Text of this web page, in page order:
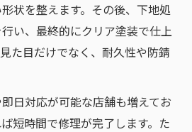
状を整えます。その後、下地処
い、最終的にクリア塗装で仕上
た目だけでなく、耐久性や防錆
日対応が可能な店舗も増えてお
短時間で修理が完了します。た